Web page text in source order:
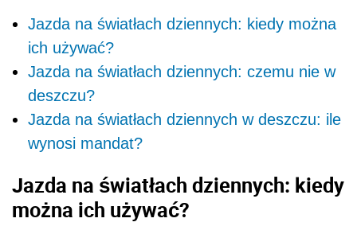
Jazda na światłach dziennych: kiedy można
ich używać?
Jazda na światłach dziennych: czemu nie w
deszczu?
Jazda na światłach dziennych w deszczu: ile
wynosi mandat?
Jazda na światłach dziennych: kiedy
można ich używać?